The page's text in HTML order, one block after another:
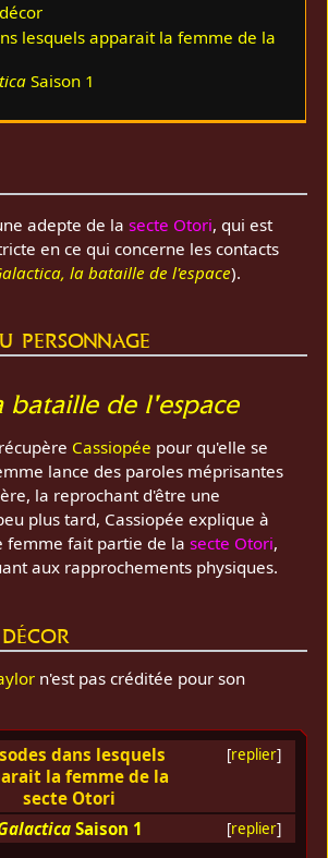
lesquels apparait la femme de la
Saison 1
adepte de lasecte Otori, qui est
en ce qui concerne les contacts
la bataille de l'espace).
personnage
bataille de l'espace
récupère Cassiopée pour qu'elle se
lance des paroles méprisantes
la reprochant d'être une
plus tard, Cassiopée explique à
femme fait partie de lasecte Otori,
aux rapprochements physiques.
n'est pas créditée pour son
[replier]
dans lesquels
la femme de la
secte Otori
[replier]
Saison 1